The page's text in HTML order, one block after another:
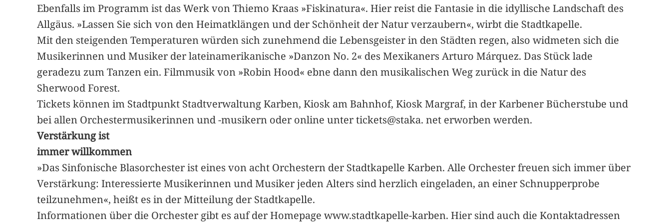
Ebenfalls im Programm ist das Werk von Thiemo Kraas »Fiskinatura«. Hier reist die Fantasie in die idyllische Landschaft des
Allgäus. »Lassen Sie sich von den Heimatklängen und der Schönheit der Natur verzaubern«, wirbt die Stadtkapelle.
Mit den steigenden Temperaturen würden sich zunehmend die Lebensgeister in den Städten regen, also widmeten sich die
Musikerinnen und Musiker der lateinamerikanische »Danzon No. 2« des Mexikaners Arturo Márquez. Das Stück lade
geradezu zum Tanzen ein. Filmmusik von »Robin Hood« ebne dann den musikalischen Weg zurück in die Natur des
Sherwood Forest.
Tickets können im Stadtpunkt Stadtverwaltung Karben, Kiosk am Bahnhof, Kiosk Margraf, in der Karbener Bücherstube und
bei allen Orchestermusikerinnen und -musikern oder online unter tickets@staka. net erworben werden.
Verstärkung ist
immer willkommen
»Das Sinfonische Blasorchester ist eines von acht Orchestern der Stadtkapelle Karben. Alle Orchester freuen sich immer über
Verstärkung: Interessierte Musikerinnen und Musiker jeden Alters sind herzlich eingeladen, an einer Schnupperprobe
teilzunehmen«, heißt es in der Mitteilung der Stadtkapelle.
Informationen über die Orchester gibt es auf der Homepage www.stadtkapelle-karben. Hier sind auch die Kontaktadressen